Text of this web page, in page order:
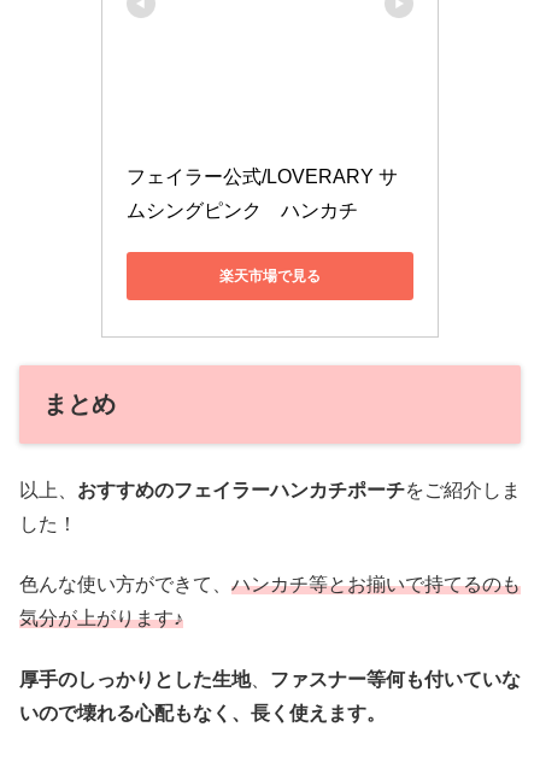
フェイラー公式/LOVERARY サ
ムシングピンク　ハンカチ
楽天市場で見る
まとめ
以上、 おすすめのフェイラーハンカチポーチをご紹介しま
した！
色んな使い方ができて、 ハンカチ等とお揃いで持てるのも
気分が上がります♪
厚手のしっかりとした生地、 ファスナー等何も付いていな
いので壊れる心配もなく、長く使えます。